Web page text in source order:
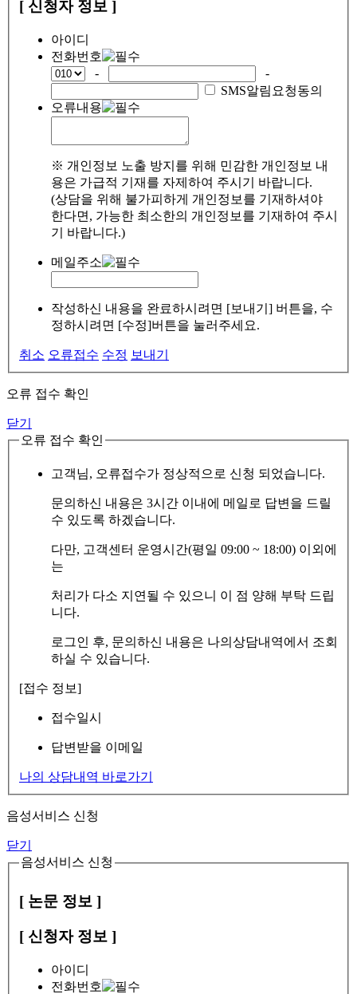
[ 신청자 정보 ]
아이디
전화번호
-
-
SMS알림요청동의
오류내용
※ 개인정보 노출 방지를 위해 민감한 개인정보 내
용은 가급적 기재를 자제하여 주시기 바랍니다.
(상담을 위해 불가피하게 개인정보를 기재하셔야
한다면, 가능한 최소한의 개인정보를 기재하여 주시
기 바랍니다.)
메일주소
작성하신 내용을 완료하시려면 [보내기] 버튼을, 수
정하시려면 [수정]버튼을 눌러주세요.
취소 오류접수 수정 보내기
오류 접수 확인
닫기
오류 접수 확인
고객님, 오류접수가 정상적으로 신청 되었습니다.
문의하신 내용은 3시간 이내에 메일로 답변을 드릴
수 있도록 하겠습니다.
다만, 고객센터 운영시간(평일 09:00 ~ 18:00) 이외에
는
처리가 다소 지연될 수 있으니 이 점 양해 부탁 드립
니다.
로그인 후, 문의하신 내용은 나의상담내역에서 조회
하실 수 있습니다.
[접수 정보]
접수일시
답변받을 이메일
나의 상담내역 바로가기
음성서비스 신청
닫기
음성서비스 신청
[ 논문 정보 ]
[ 신청자 정보 ]
아이디
전화번호